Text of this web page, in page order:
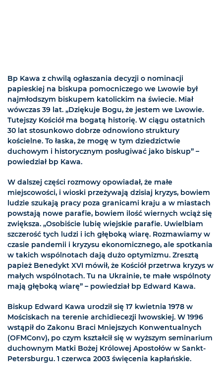
Bp Kawa z chwilą ogłaszania decyzji o nominacji
papieskiej na biskupa pomocniczego we Lwowie był
najmłodszym biskupem katolickim na świecie. Miał
wówczas 39 lat. „Dziękuje Bogu, że jestem we Lwowie.
Tutejszy Kościół ma bogatą historię. W ciągu ostatnich
30 lat stosunkowo dobrze odnowiono struktury
kościelne. To łaska, że mogę w tym dziedzictwie
duchowym i historycznym posługiwać jako biskup” –
powiedział bp Kawa.
W dalszej części rozmowy opowiadał, że małe
miejscowości, i wioski przeżywają dzisiaj kryzys, bowiem
ludzie szukają pracy poza granicami kraju a w miastach
powstają nowe parafie, bowiem ilość wiernych wciąż się
zwiększa. „Osobiście lubię wiejskie parafie. Uwielbiam
szczerość tych ludzi i ich głęboką wiarę. Rozmawiamy w
czasie pandemii i kryzysu ekonomicznego, ale spotkania
w takich wspólnotach dają dużo optymizmu. Zresztą
papież Benedykt XVI mówił, że Kościół przetrwa kryzys w
małych wspólnotach. Tu na Ukrainie, te małe wspólnoty
mają głęboką wiarę” – powiedział bp Edward Kawa.
Biskup Edward Kawa urodził się 17 kwietnia 1978 w
Mościskach na terenie archidiecezji lwowskiej. W 1996
wstąpił do Zakonu Braci Mniejszych Konwentualnych
(OFMConv), po czym kształcił się w wyższym seminarium
duchownym Matki Bożej Królowej Apostołów w Sankt-
Petersburgu. 1 czerwca 2003 święcenia kapłańskie.